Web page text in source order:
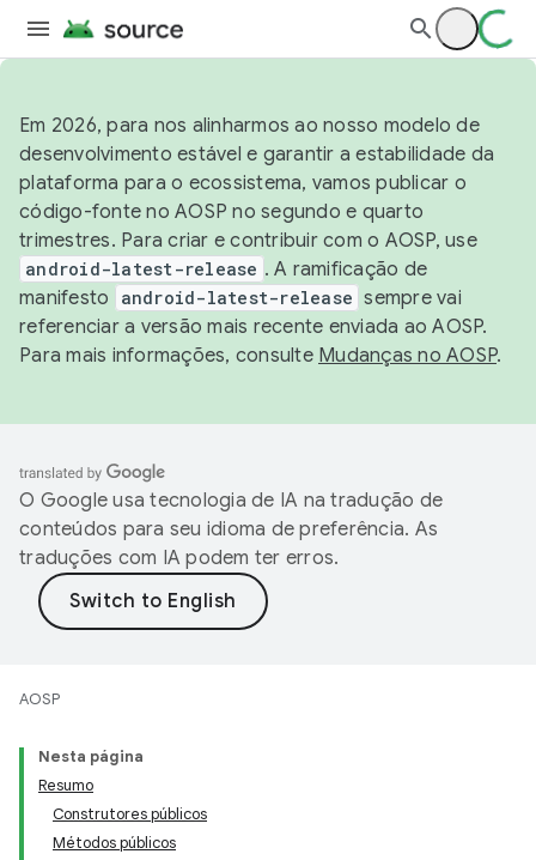
Em 2026, para nos alinharmos ao nosso modelo de
desenvolvimento estável e garantir a estabilidade da
plataforma para o ecossistema, vamos publicar o
código-fonte no AOSP no segundo e quarto
trimestres. Para criar e contribuir com o AOSP, use
android-latest-release . A ramificação de
manifesto
android-latest-release sempre vai
referenciar a versão mais recente enviada ao AOSP.
Para mais informações, consulte Mudanças no AOSP.
O Google usa tecnologia de IA na tradução de
conteúdos para seu idioma de preferência. As
traduções com IA podem ter erros.
AOSP
Nesta página
Resumo
Construtores públicos
Métodos públicos